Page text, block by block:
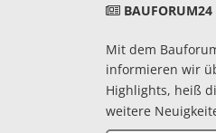
BAUFORUM24
Mit dem
informieren wir
Highlights, heiß
weitere